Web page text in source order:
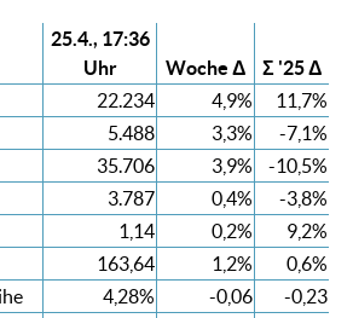
25.4., 17:36
Uhr
Woche Δ
Σ '25 Δ
22.234 4,9%
11,7%
5.488 3,3%
-7,1%
35.706 3,9%
-10,5%
3.787 0,4%
-3,8%
1,14 0,2%
9,2%
163,64 1,2%
0,6%
4,28% -0,06 -0,23